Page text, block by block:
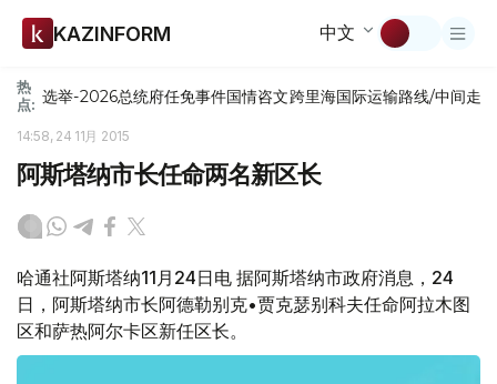
KAZINFORM 中文
热
点: 选举-2026总统府任免事件国情咨文跨里海国际运输路线/中间走廊
14:58, 24 11月 2015
阿斯塔纳市长任命两名新区长
哈通社阿斯塔纳11月24日电 据阿斯塔纳市政府消息，24
日，阿斯塔纳市长阿德勒别克•贾克瑟别科夫任命阿拉木图
区和萨热阿尔卡区新任区长。